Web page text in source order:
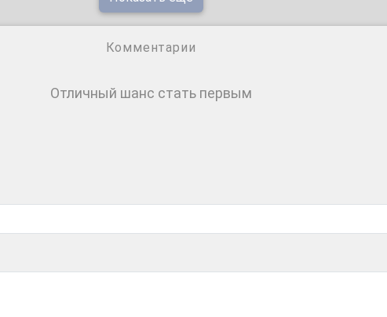
Комментарии
Отличный шанс стать первым